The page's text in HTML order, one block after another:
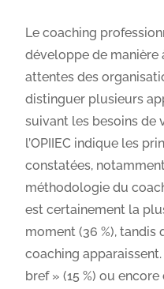
Le coaching
développe de manière
attentes des
distinguer plusieurs
suivant les besoins de
l’OPIIEC indique les
constatées,
méthodologie du
est certainement la
moment (36 %), tandis
coaching apparaissent.
bref » (15 %) ou